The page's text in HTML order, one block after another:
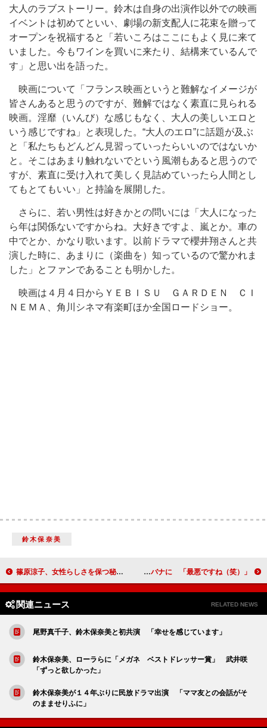
大人のラブストーリー。鈴木は自身の出演作以外での映画
イベントは初めてといい、劇場の新支配人に花束を贈って
オープンを祝福すると「若いころはここにもよく見に来て
いました。今もワインを買いに来たり、結構来ているんで
す」と思い出を語った。
映画について「フランス映画というと難解なイメージが
皆さんあると思うのですが、難解ではなく素直に見られる
映画。淫靡（いんび）な感じもなく、大人の美しいエロと
いう感じですね」と表現した。“大人のエロ”に話題が及ぶ
と「私たちもどんどん見習っていったらいいのではないか
と。そこはあまり触れないでという風潮もあると思うので
すが、素直に受け入れて美しく見詰めていったら人間とし
てもとてもいい」と持論を展開した。
さらに、若い男性は好きかとの問いには「大人になった
ら年は関係ないですからね。大好きですよ、嵐とか。車の
中でとか、かなり歌います。以前ドラマで櫻井翔さんと共
演した時に、あまりに（楽曲を）知っているので驚かれま
した」とファンであることも明かした。
映画は４月４日からＹＥＢＩＳＵ ＧＡＲＤＥＮ ＣＩ
ＮＥＭＡ、角川シネマ有楽町ほか全国ロードショー。
鈴木保奈美
篠原涼子、女性らしさを保つ秘訣は笑顔 「働く女性は強くて、しなやか」 桐谷美玲、Ａ．Ｂ．Ｃ－Ｚ戸塚祥太の 淡い恋バナに 「最悪ですね（笑）」
関連ニュース RELATED NEWS
尾野真千子、鈴木保奈美と初共演 「幸せを感じています」
鈴木保奈美、ローラらに「メガネ ベストドレッサー賞」 武井咲
「ずっと欲しかった」
鈴木保奈美が１４年ぶりに民放ドラマ出演 「ママ友との会話がそ
のまませりふに」